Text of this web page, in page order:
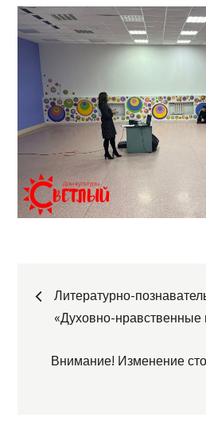
Навигация
по
Литературно-
«Духовно-нравственные
Внимание! Изменение